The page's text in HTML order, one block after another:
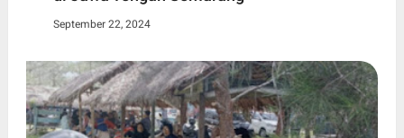
September 22, 2024